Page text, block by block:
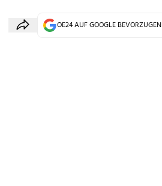
OE24 AUF GOOGLE BEVORZUGEN